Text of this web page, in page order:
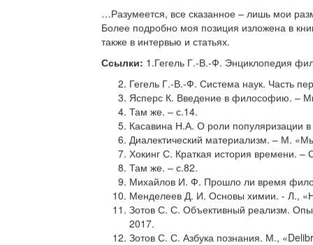
…Разумеется, все сказанное – лишь мои
Более подробно моя позиция изложена в
также в интервью и статьях.
Ссылки: 1.Гегель Г.-В.-Ф. Энциклопедия
Гегель Г.-В.-Ф. Система наук. Часть
Ясперс К. Введение в философию. –
Там же. – с.14.
Касавина Н.А. О роли
Диалектический материализм. – М.
Хокинг С. Краткая история времени.
Там же. – с.82.
Михайлов И. Ф. Прошло ли время
Менделеев Д. И. Основы химии. - Л.,
Зотов С. С. Объективный реализм.
2017.
Зотов С. С. Азбука познания. М.,